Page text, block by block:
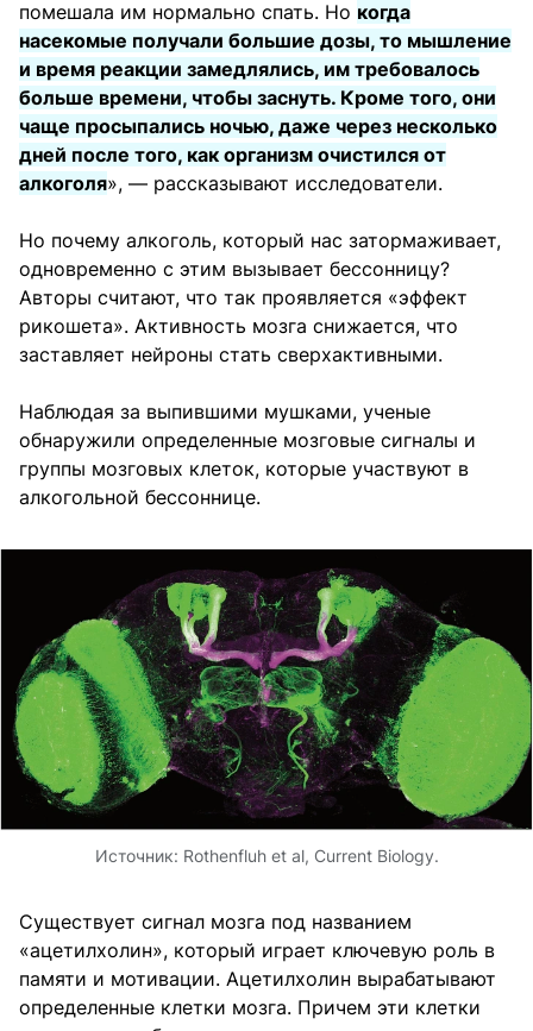
помешала им нормально спать. Но когда
насекомые получали большие дозы, то мышление
и время реакции замедлялись, им требовалось
больше времени, чтобы заснуть. Кроме того, они
чаще просыпались ночью, даже через несколько
дней после того, как организм очистился от
алкоголя», — рассказывают исследователи.
Но почему алкоголь, который нас затормаживает,
одновременно с этим вызывает бессонницу?
Авторы считают, что так проявляется «эффект
рикошета». Активность мозга снижается, что
заставляет нейроны стать сверхактивными.
Наблюдая за выпившими мушками, ученые
обнаружили определенные мозговые сигналы и
группы мозговых клеток, которые участвуют в
алкогольной бессоннице.
Источник: Rothenfluh et al, Current Biology.
Существует сигнал мозга под названием
«ацетилхолин», который играет ключевую роль в
памяти и мотивации. Ацетилхолин вырабатывают
определенные клетки мозга. Причем эти клетки